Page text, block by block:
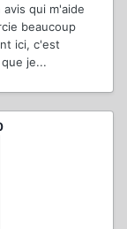
qui m'aide
beaucoup
ici, c'est
je...